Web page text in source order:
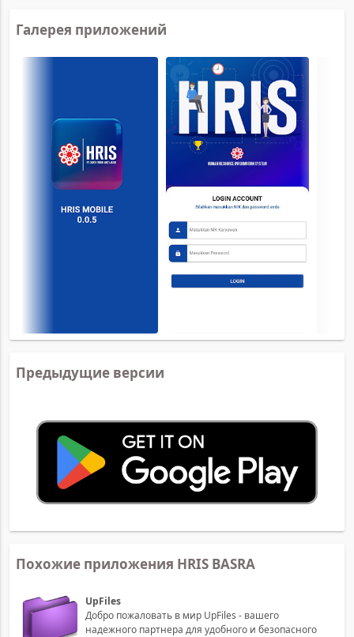
Галерея приложений
Предыдущие версии
Похожие приложения HRIS BASRA
UpFiles
Добро пожаловать в мир UpFiles - вашего
надежного партнера для удобного и безопасного